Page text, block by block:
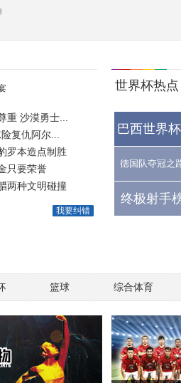
重 沙漠勇士...
复仇阿尔...
罗本造点制胜
只要荣誉
两种文明碰撞
我要纠错
世界杯热点
巴西世界
德国队夺冠之
终极射手
篮球 综合体育